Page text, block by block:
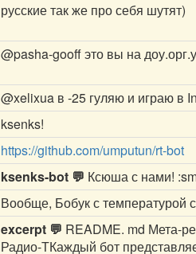
русские так же про себя шутят)
@pasha-gooffэто вы на
@xelixua в -25 гуляю и играю в
ksenks!
https://github.com/umputun/rt-bot
ksenks-bot 💬 Ксюша с нами!
Вообще, Бобук с температурой
excerpt 💬 README. md Мета-
Радио-ТКаждый бот